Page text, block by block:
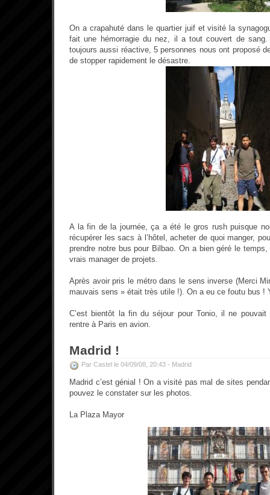
On a crapahuté dans le quartier juif et visité la
fait une hémorragie du nez, il a tout couvert de sang.
toujours aussi réactive, 5 personnes nous ont proposé
de stopper rapidement le désastre.
A la fin de la journée, ça a été le gros rush puisque
récupérer les sacs à l’hôtel, acheter de quoi manger,
prendre notre bus pour Bilbao. On a bien géré le
vrais manager de projets.
Après avoir pris le métro dans le sens inverse (Merci
mauvais sens » était très utile !). On a eu ce foutu bus !
C’est bientôt la fin du séjour pour Tonio, il ne
rentre à Paris en avion.
Madrid !
Par Castel le 04/09/08, 20:43 - Madrid
Madrid c’est génial ! On a visité pas mal de sites
pouvez le constater sur les photos.
La Plaza Mayor